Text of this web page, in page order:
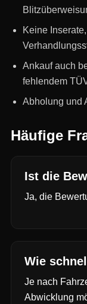
Keine
Ankauf auch
fehlendem
Abholung und
Häufige
Ist die
Ja, die
Wie
Je nach
Abwicklung